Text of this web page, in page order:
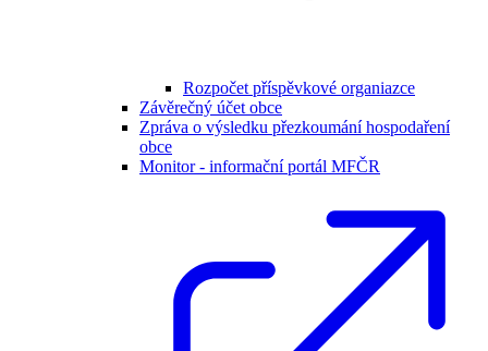
Rozpočet příspěvkové organiazce
Závěrečný účet obce
Zpráva o výsledku přezkoumání hospodaření
obce
Monitor - informační portál MFČR